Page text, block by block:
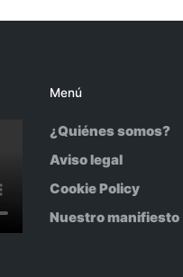
Menú
¿Quiénes somos?
Aviso legal
Cookie Policy
Nuestro manifiesto